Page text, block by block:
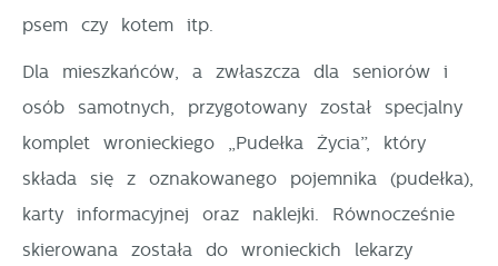
psem czy kotem itp.
Dla mieszkańców, a zwłaszcza dla seniorów i
osób samotnych, przygotowany został specjalny
komplet wronieckiego „Pudełka Życia”, który
składa się z oznakowanego pojemnika (pudełka),
karty informacyjnej oraz naklejki. Równocześnie
skierowana została do wronieckich lekarzy
informacje są przetwarzane w formie zanonimizowanej.
gwarantuje dostępność wszystkich funkcjonalności.
naszych partnerów.
Promocyjne pliki cookies służą do prezentowania Ci
przeglądanej witryny internetowej. Treści promocyjne
mogą pojawić się na stronach podmiotów trzecich
lub firm będących naszymi partnerami oraz innych
dostawców usług. Firmy te działają w charakterze
Więcej